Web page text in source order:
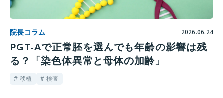
院長コラム 2026.06.24
PGT-Aで正常胚を選んでも年齢の影響は残
る？「染色体異常と母体の加齢」
# 移植 # 検査